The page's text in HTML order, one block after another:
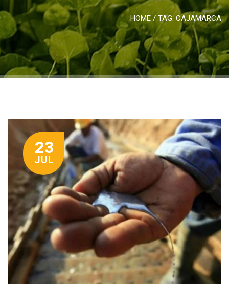
HOME / TAG:CAJAMARCA
23
JUL